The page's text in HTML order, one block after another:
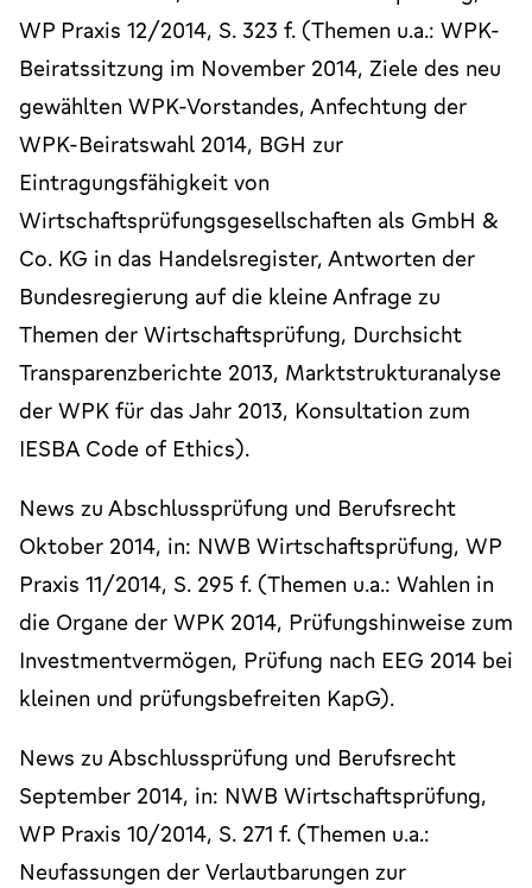
WP Praxis 12/2014, S. 323 f. (Themen u.a.: WPK-
Beiratssitzung im November 2014, Ziele des neu
gewählten WPK-Vorstandes, Anfechtung der
WPK-Beiratswahl 2014, BGH zur
Eintragungsfähigkeit von
Wirtschaftsprüfungsgesellschaften als GmbH &
Co. KG in das Handelsregister, Antworten der
Bundesregierung auf die kleine Anfrage zu
Themen der Wirtschaftsprüfung, Durchsicht
Transparenzberichte 2013, Marktstrukturanalyse
der WPK für das Jahr 2013, Konsultation zum
IESBA Code of Ethics).
News zu Abschlussprüfung und Berufsrecht
Oktober 2014, in: NWB Wirtschaftsprüfung, WP
Praxis 11/2014, S. 295 f. (Themen u.a.: Wahlen in
die Organe der WPK 2014, Prüfungshinweise zum
Investmentvermögen, Prüfung nach EEG 2014 bei
kleinen und prüfungsbefreiten KapG).
News zu Abschlussprüfung und Berufsrecht
September 2014, in: NWB Wirtschaftsprüfung,
WP Praxis 10/2014, S. 271 f. (Themen u.a.:
Neufassungen der Verlautbarungen zur